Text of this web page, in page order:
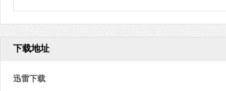
下载地址
迅雷下载